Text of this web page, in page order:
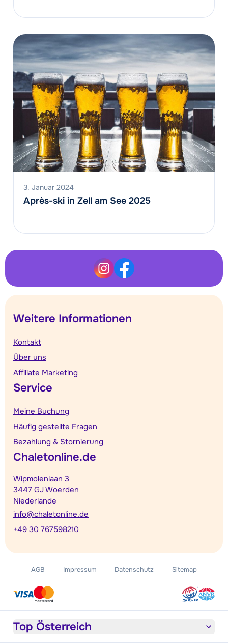
3. Januar 2024
Après-ski in Zell am See 2025
Weitere Informationen
Kontakt
Über uns
Affiliate Marketing
Service
Meine Buchung
Häufig gestellte Fragen
Bezahlung & Stornierung
Chaletonline.de
Wipmolenlaan 3
3447 GJ Woerden
Niederlande
info@chaletonline.de
+49 30 767598210
AGB Impressum Datenschutz Sitemap
Top Österreich